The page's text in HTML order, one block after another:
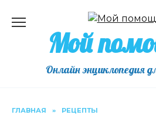
содержаниюМой
Онлайн энциклопедия
ГЛАВНАЯ » РЕЦЕПТЫ